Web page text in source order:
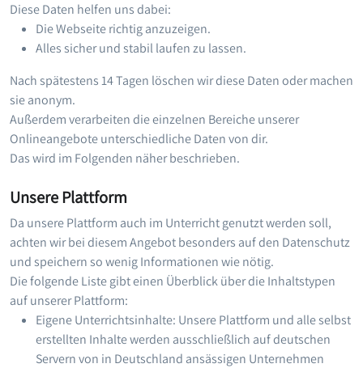
Diese Daten helfen uns dabei:
Die Webseite richtig anzuzeigen.
Alles sicher und stabil laufen zu lassen.
Nach spätestens 14 Tagen löschen wir diese Daten oder machen
sie anonym.
Außerdem verarbeiten die einzelnen Bereiche unserer
Onlineangebote unterschiedliche Daten von dir.
Das wird im Folgenden näher beschrieben.
Unsere Plattform
Da unsere Plattform auch im Unterricht genutzt werden soll,
achten wir bei diesem Angebot besonders auf den Datenschutz
und speichern so wenig Informationen wie nötig.
Die folgende Liste gibt einen Überblick über die Inhaltstypen
auf unserer Plattform:
Eigene Unterrichtsinhalte: Unsere Plattform und alle selbst
erstellten Inhalte werden ausschließlich auf deutschen
Servern von in Deutschland ansässigen Unternehmen